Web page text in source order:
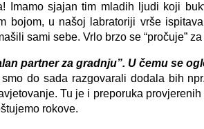
Imamo sjajan tim mladih ljudi koji
bojom, u našoj labratoriji vrše
sami sebe. Vrlo brzo se “pročuje”
partner za gradnju”. U čemu se
do sada razgovarali dodala bih
Tu je i preporuka
rokove.